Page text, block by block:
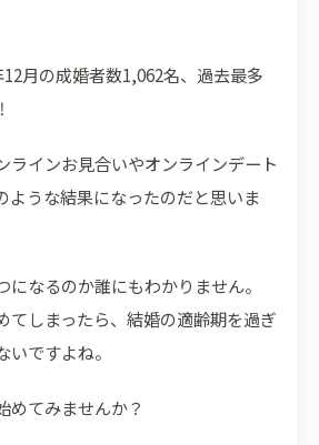
月の成婚者数1,062名、過去最多
ラインお見合いやオンラインデート
ような結果になったのだと思いま
になるのか誰にもわかりません。
てしまったら、結婚の適齢期を過ぎ
ですよね。
めてみませんか？